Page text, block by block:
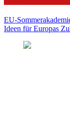
EU-
Ideen für Europas